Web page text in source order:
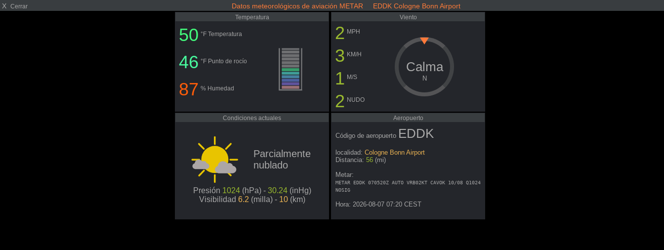
X Cerrar Datos meteorológicos de aviación METAR EDDK Cologne Bonn Airport
Temperatura
50 °F Temperatura
46 °F Punto de rocío
87 % Humedad
Viento
2 MPH
3 KM/H
1 M/S
2 NUDO
Calma
N
Condiciones actuales
Parcialmente
nublado
Presión 1024 (hPa) - 30.24 (inHg)
Visibilidad 6.2 (milla) - 10 (km)
Aeropuerto
Código de aeropuerto EDDK
localidad: Cologne Bonn Airport
Distancia: 56 (mi)
Metar:
METAR EDDK 070520Z AUTO VRB02KT CAVOK 10/08 Q1024
NOSIG
Hora: 2026-08-07 07:20 CEST